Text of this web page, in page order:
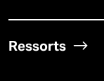
Ressorts